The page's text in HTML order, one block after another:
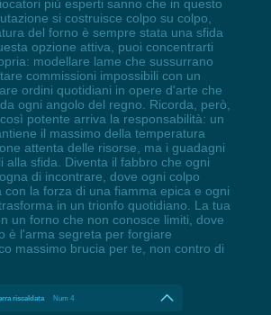
più esperti sanno che in questo
si costruisce colpo su colpo,
del forno è sempre stata una sfida
opzione attiva, puoi concentrarti
modellare lame che sussurrano
commissioni impossibili con un
ordini quotidiani in opere d'arte che
ogni angolo del regno. Ricorda, però,
potente arriva la responsabilità: un
il massimo della temperatura
attenta delle risorse, ma i guadagni
alla sfida. Diventa il fabbro che ogni
di incontrare, dove ogni colpo
con la forza di una fiamma epica e ogni
in un trionfo quotidiano. La tua
un forno che non conosce limiti, dove
è l'arma segreta per forgiare
massimo brucia per te, non contro di
riscaldata Num 4